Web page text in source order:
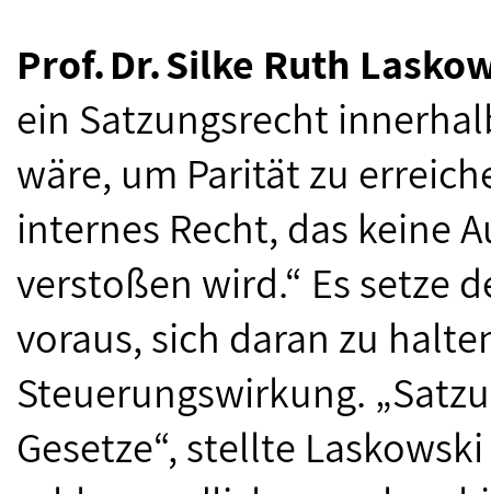
Prof.Dr.Silke Ruth
ein Satzungsrecht
wäre, um Parität zu
internes Recht, das keine
verstoßen wird.“ Es setze
voraus, sich daran zu
Steuerungswirkung.
Gesetze“, stellte